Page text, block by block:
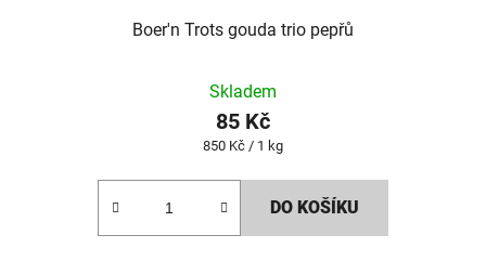
Boer'n Trots gouda trio pepřů
Skladem
85 Kč
Měrná
850 Kč / 1 kg
DO KOŠÍKU